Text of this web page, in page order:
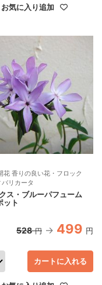
お気に入り追加
花 香りの良い花・フロック
バリカータ
ス・ブルーパフューム
ット
528 円 499 円
カートに入れる